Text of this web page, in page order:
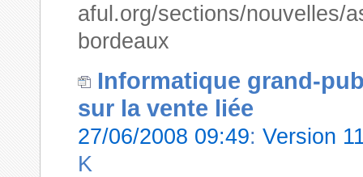
aful.org/sections/nouvelles/
bordeaux
Informatique grand-
sur la vente liée
27/06/2008 09:49: Version
K